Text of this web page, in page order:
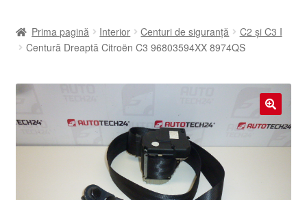
A lua legatura
Coș
Despre noi
Finalizare comandă
Prima pagină Interior Centuri de siguranță
C2 și C3 I
Centură Dreaptă Citroën C3 96803594XX 8974QS
🔍